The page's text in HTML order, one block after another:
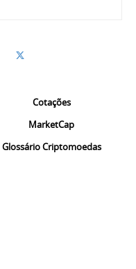
Cotações
MarketCap
Glossário Criptomoedas